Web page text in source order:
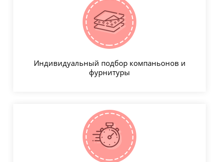
Индивидуальный подбор компаньонов и
фурнитуры